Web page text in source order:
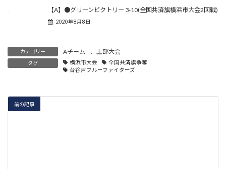
【A】●グリーンビクトリー 3-10(全国共済旗横浜市大会2回戦)
2020年8月8日
カテゴリー Aチーム 、 上部大会
タグ 横浜市大会
全国共済旗争奪
台谷戸ブルーファイターズ
前の記事